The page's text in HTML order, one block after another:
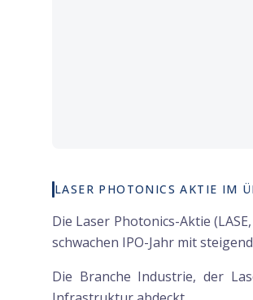
LASER PHOTONICS AKTIE IM
Die Laser Photonics-Aktie
schwachen IPO-Jahr mit
Die Branche Industrie, der